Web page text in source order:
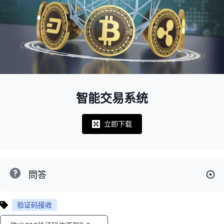
智能交易系统
Notifications
立即下载
問答
验证码接收